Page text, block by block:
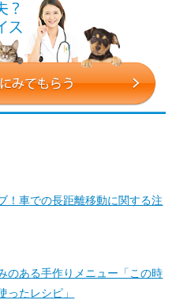
！車での長距離移動に関する注
のある手作りメニュー「この時
ったレシピ」